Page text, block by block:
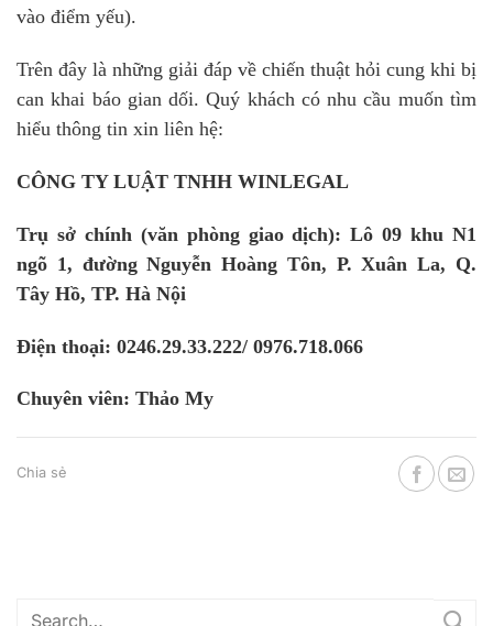
vào điểm yếu).
Trên đây là những giải đáp về chiến thuật hỏi cung khi bị
can khai báo gian dối. Quý khách có nhu cầu muốn tìm
hiểu thông tin xin liên hệ:
CÔNG TY LUẬT TNHH WINLEGAL
Trụ sở chính (văn phòng giao dịch): Lô 09 khu N1
ngõ 1, đường Nguyễn Hoàng Tôn, P. Xuân La, Q.
Tây Hồ, TP. Hà Nội
Điện thoại: 0246.29.33.222/ 0976.718.066
Chuyên viên: Thảo My
Chia sẻ